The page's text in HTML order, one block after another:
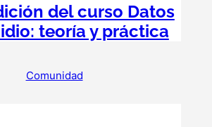
del curso Datos
teoría y práctica
Comunidad